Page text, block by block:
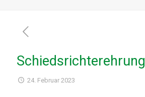
Schiedsrichterehrung
24. Februar 2023